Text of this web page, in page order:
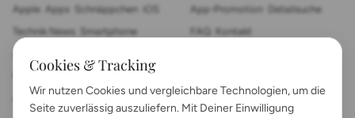
Apple Apps Schnäppchen
Technik News
Smartphone
Anleitungen Gadgets
App-Promotion
Detailsuche
FAQ
Kontakt
Cookies & Tracking
Wir nutzen Cookies und vergleichbare Technologien, um die
Seite zuverlässig auszuliefern. Mit Deiner Einwilligung